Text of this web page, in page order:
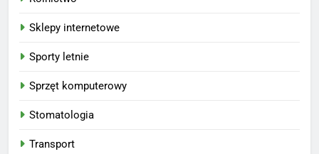
Sklepy internetowe
Sporty letnie
Sprzęt komputerowy
Stomatologia
Transport